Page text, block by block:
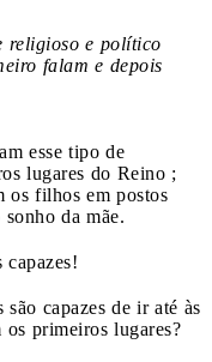
religioso e político
falam e depois
esse tipo de
lugares do Reino ;
os filhos em postos
da mãe.
capazes!
são capazes de ir até às
os primeiros lugares?